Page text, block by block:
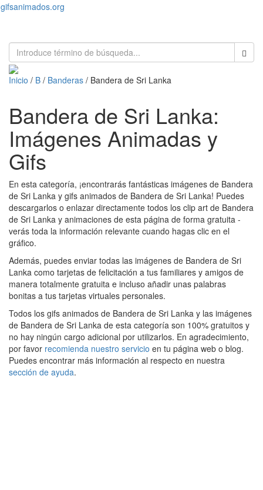
gifsanimados.org
Inicio / B / Banderas / Bandera de Sri Lanka
Bandera de Sri Lanka:
Imágenes Animadas y
Gifs
En esta categoría, ¡encontrarás fantásticas imágenes de Bandera
de Sri Lanka y gifs animados de Bandera de Sri Lanka! Puedes
descargarlos o enlazar directamente todos los clip art de Bandera
de Sri Lanka y animaciones de esta página de forma gratuita -
verás toda la información relevante cuando hagas clic en el
gráfico.
Además, puedes enviar todas las imágenes de Bandera de Sri
Lanka como tarjetas de felicitación a tus familiares y amigos de
manera totalmente gratuita e incluso añadir unas palabras
bonitas a tus tarjetas virtuales personales.
Todos los gifs animados de Bandera de Sri Lanka y las imágenes
de Bandera de Sri Lanka de esta categoría son 100% gratuitos y
no hay ningún cargo adicional por utilizarlos. En agradecimiento,
por favor recomienda nuestro servicio en tu página web o blog.
Puedes encontrar más información al respecto en nuestra
sección de ayuda.